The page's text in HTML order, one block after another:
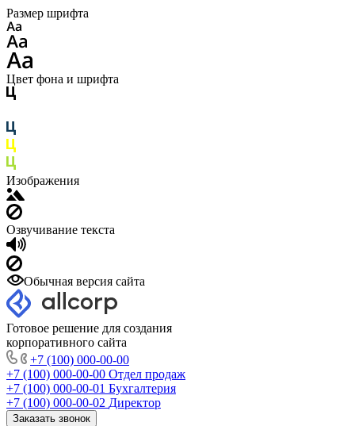
Размер шрифта
Цвет фона и шрифта
Изображения
Озвучивание текста
Обычная версия сайта
Готовое решение для создания
корпоративного сайта
+7 (100) 000-00-00
+7 (100) 000-00-00 Отдел продаж
+7 (100) 000-00-01 Бухгалтерия
+7 (100) 000-00-02 Директор
Заказать звонок